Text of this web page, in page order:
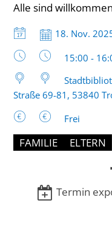
Alle sind
Datum:
18. Nov.
Uhrzeit:
15:00 -
Straße 69-81, 53840
Frei
FAMILIE
ELTERN
Termin